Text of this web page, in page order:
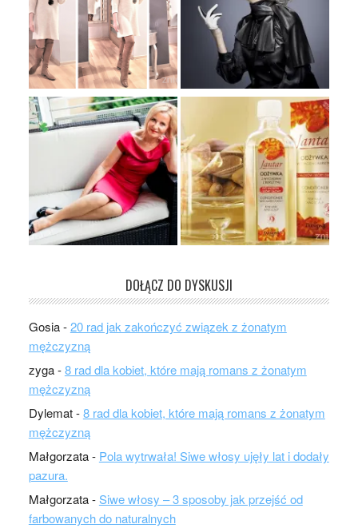
DOŁĄCZ DO DYSKUSJI
Gosia-20 rad jak zakończyć związek z żonatym
mężczyzną
zyga-8 rad dla kobiet, które mają romans z żonatym
mężczyzną
Dylemat-8 rad dla kobiet, które mają romans z żonatym
mężczyzną
Małgorzata- Pola wytrwała! Siwe włosy ujęły lat i dodały
pazura.
Małgorzata-Siwe włosy – 3 sposoby jak przejść od
farbowanych do naturalnych